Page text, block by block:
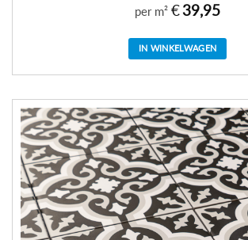
per m² €39,95
IN WINKELWAGEN